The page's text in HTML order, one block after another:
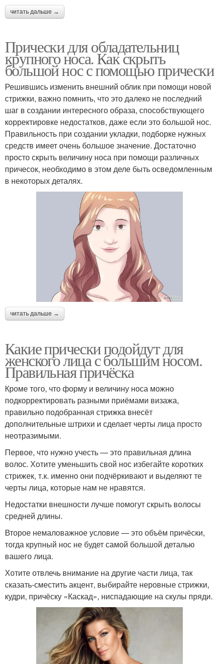
читать дальше →
Прически для обладательниц
крупного носа. Как скрыть
большой нос с помощью прически
Решившись изменить внешний облик при помощи новой
стрижки, важно помнить, что это далеко не последний
шаг в создании интересного образа, способствующего
корректировке недостатков, даже если это большой нос.
Правильность при создании укладки, подборке нужных
средств имеет очень большое значение. Достаточно
просто скрыть величину носа при помощи различных
причесок, необходимо в этом деле быть осведомленным
в некоторых деталях.
читать дальше →
Какие прически подойдут для
женского лица с большим носом.
Правильная причёска
Кроме того, что форму и величину носа можно
подкорректировать разными приёмами визажа,
правильно подобранная стрижка внесёт
дополнительные штрихи и сделает черты лица просто
неотразимыми.
Первое, что нужно учесть — это правильная длина
волос. Хотите уменьшить свой нос избегайте коротких
стрижек, т.к. именно они подчёркивают и выделяют те
черты лица, которые нам не нравятся.
Недостатки внешности лучше помогут скрыть волосы
средней длины.
Второе немаловажное условие — это объём причёски,
тогда крупный нос не будет самой большой деталью
вашего лица.
Хотите отвлечь внимание на другие части лица, так
сказать-сместить акцент, выбирайте неровные стрижки,
кудри, причёску «Каскад», ниспадающие на скулы пряди.